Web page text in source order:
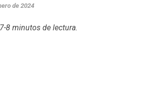
de 2024
7-8 minutos de lectura.